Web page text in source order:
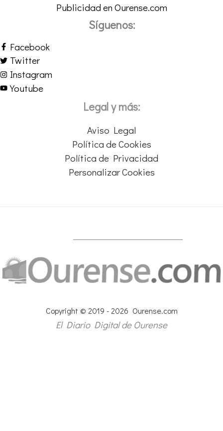
Publicidad en Ourense.com
Síguenos:
Facebook
Twitter
Instagram
Youtube
Legal y más:
Aviso Legal
Política de Cookies
Política de Privacidad
Personalizar Cookies
Copyright © 2019 - 2026 Ourense.com
El Diario Digital de Ourense